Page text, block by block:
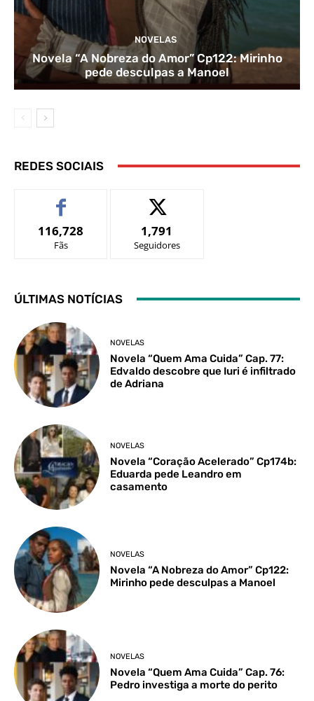
NOVELAS
Novela “A Nobreza do Amor” Cp122: Mirinho
pede desculpas a Manoel
REDES SOCIAIS
116,728
Fãs
1,791
Seguidores
ÚLTIMAS NOTÍCIAS
NOVELAS
Novela “Quem Ama Cuida” Cap. 77:
Edvaldo descobre que Iuri é infiltrado
de Adriana
NOVELAS
Novela “Coração Acelerado” Cp174b:
Eduarda pede Leandro em
casamento
NOVELAS
Novela “A Nobreza do Amor” Cp122:
Mirinho pede desculpas a Manoel
NOVELAS
Novela “Quem Ama Cuida” Cap. 76:
Pedro investiga a morte do perito